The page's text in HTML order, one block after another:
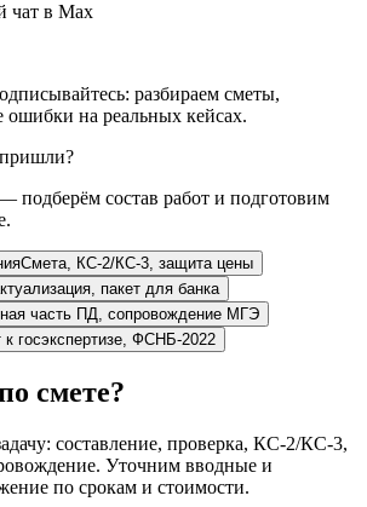
чат в Max
разбираем сметы,
ошибки на реальных кейсах.
подберём состав работ и подготовим
Смета, КС-2/КС-3, защита цены
пакет для банка
часть ПД, сопровождение МГЭ
к госэкспертизе, ФСНБ-2022
смете?
составление, проверка, КС-2/КС-3,
Уточним вводные и
по срокам и стоимости.